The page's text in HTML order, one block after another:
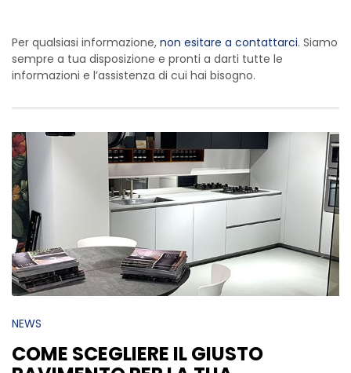
Per qualsiasi informazione, non esitare a contattarci. Siamo
sempre a tua disposizione e pronti a darti tutte le
informazioni e l’assistenza di cui hai bisogno.
NEWS
COME SCEGLIERE IL GIUSTO